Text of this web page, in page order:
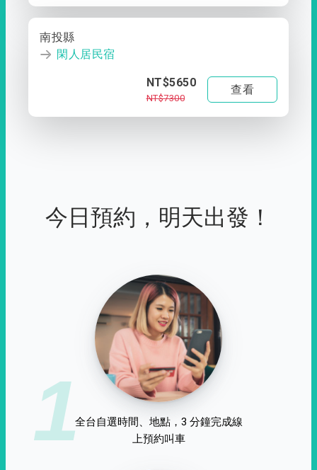
南投縣
閑人居民宿
NT$5650
NT$7300
查看
今日預約，明天出發！
1全台自選時間、地點，3 分鐘完成線
上預約叫車